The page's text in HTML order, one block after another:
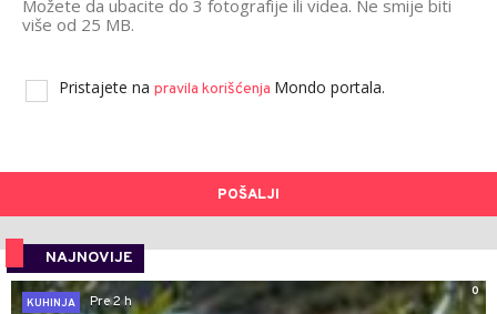
Možete da ubacite do 3 fotografije ili videa. Ne smije biti
više od 25 MB.
Pristajete na pravila korišćenja Mondo portala.
POŠALJI
NAJNOVIJE
0
KUHINJA
Pre 2 h